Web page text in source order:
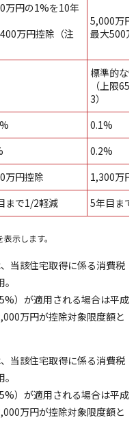
万円の1%を10年
万円控除（注
5,000万
最大500
標準的な
（上限
3）
0.1%
0.2%
万円控除
1,300万
まで1/2軽減 5年目ま
示します。
当該住宅取得に係る消費税
）が適用される場合は平成
万円が控除対象限度額と
当該住宅取得に係る消費税
）が適用される場合は平成
万円が控除対象限度額と